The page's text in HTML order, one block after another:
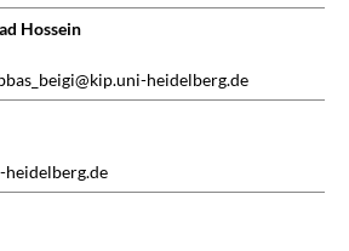
Hossein
heidelberg.de
heidelberg.de